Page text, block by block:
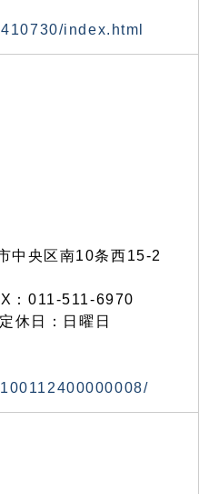
index.html
央区南10条西15-2
：011-511-6970
休日：日曜日